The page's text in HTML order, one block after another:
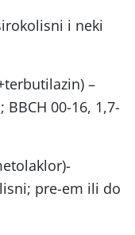
i neki
–
00-16, 1,7-
pre-em ili do